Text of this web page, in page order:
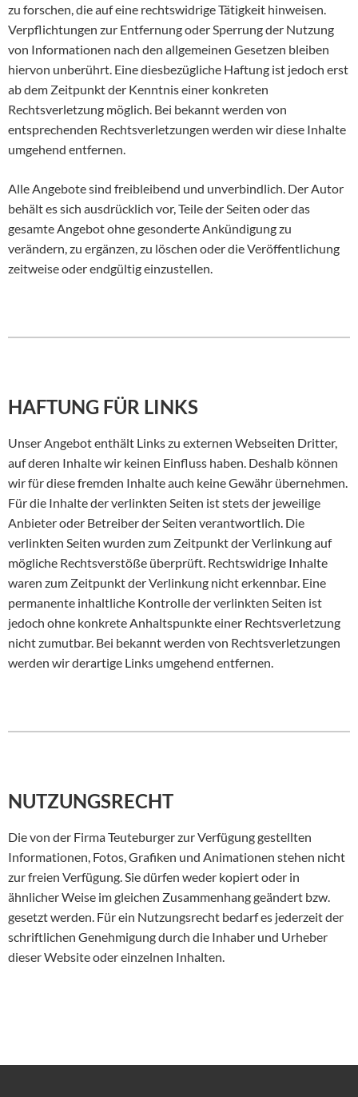
zu forschen, die auf eine rechtswidrige Tätigkeit hinweisen.
Verpflichtungen zur Entfernung oder Sperrung der Nutzung
von Informationen nach den allgemeinen Gesetzen bleiben
hiervon unberührt. Eine diesbezügliche Haftung ist jedoch erst
ab dem Zeitpunkt der Kenntnis einer konkreten
Rechtsverletzung möglich. Bei bekannt werden von
entsprechenden Rechtsverletzungen werden wir diese Inhalte
umgehend entfernen.
Alle Angebote sind freibleibend und unverbindlich. Der Autor
behält es sich ausdrücklich vor, Teile der Seiten oder das
gesamte Angebot ohne gesonderte Ankündigung zu
verändern, zu ergänzen, zu löschen oder die Veröffentlichung
zeitweise oder endgültig einzustellen.
HAFTUNG FÜR LINKS
Unser Angebot enthält Links zu externen Webseiten Dritter,
auf deren Inhalte wir keinen Einfluss haben. Deshalb können
wir für diese fremden Inhalte auch keine Gewähr übernehmen.
Für die Inhalte der verlinkten Seiten ist stets der jeweilige
Anbieter oder Betreiber der Seiten verantwortlich. Die
verlinkten Seiten wurden zum Zeitpunkt der Verlinkung auf
mögliche Rechtsverstöße überprüft. Rechtswidrige Inhalte
waren zum Zeitpunkt der Verlinkung nicht erkennbar. Eine
permanente inhaltliche Kontrolle der verlinkten Seiten ist
jedoch ohne konkrete Anhaltspunkte einer Rechtsverletzung
nicht zumutbar. Bei bekannt werden von Rechtsverletzungen
werden wir derartige Links umgehend entfernen.
NUTZUNGSRECHT
Die von der Firma Teuteburger zur Verfügung gestellten
Informationen, Fotos, Grafiken und Animationen stehen nicht
zur freien Verfügung. Sie dürfen weder kopiert oder in
ähnlicher Weise im gleichen Zusammenhang geändert bzw.
gesetzt werden. Für ein Nutzungsrecht bedarf es jederzeit der
schriftlichen Genehmigung durch die Inhaber und Urheber
dieser Website oder einzelnen Inhalten.